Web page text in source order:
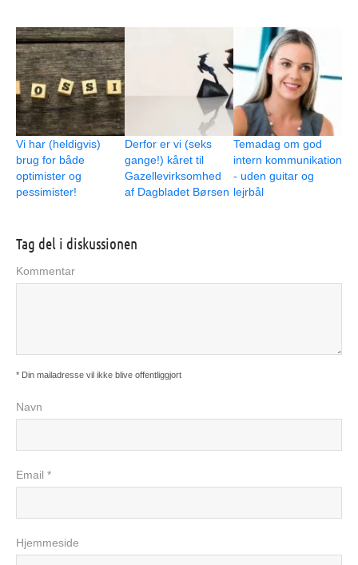
Vi har (heldigvis)
brug for både
optimister og
pessimister!
Derfor er vi (seks
gange!) kåret til
Gazellevirksomhed
af Dagbladet Børsen
Temadag om god
intern kommunikation
- uden guitar og
lejrbål
Tag del i diskussionen
Kommentar
* Din mailadresse vil ikke blive offentliggjort
Navn
Email *
Hjemmeside